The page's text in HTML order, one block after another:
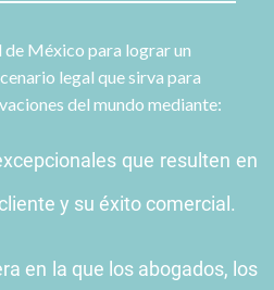
México para lograr un
legal que sirva para
del mundo mediante:
que resulten en
y su éxito comercial.
en la que los abogados, los